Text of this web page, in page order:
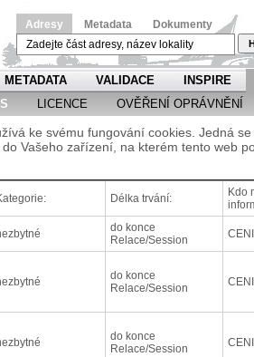
Adresy Metadata Dokumenty
METADATA VALIDACE
INSPIRE
LICENCE OVĚŘENÍ OPRÁVNĚNÍ
ke svému fungování cookies. Jedná
Vašeho zařízení, na kterém tento web
Délka trvání:
Kdo
do konce
Relace/Session
do konce
Relace/Session
do konce
Relace/Session